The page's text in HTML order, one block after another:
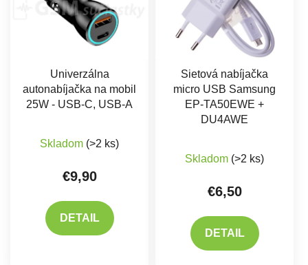
Univerzálna
autonabíjačka na mobil
25W - USB-C, USB-A
Skladom (>2 ks)
€9,90
DETAIL
Sietová nabíjačka
micro USB Samsung
EP-TA50EWE +
DU4AWE
Skladom (>2 ks)
€6,50
DETAIL